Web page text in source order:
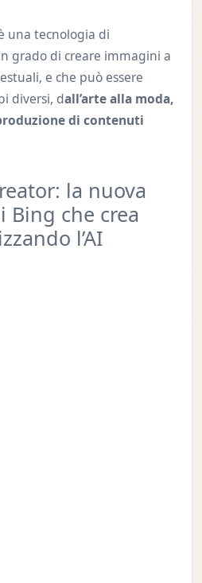
una tecnologia di
grado di creare immagini a
e che può essere
diversi, dall’arte alla moda,
di contenuti
la nuova
che crea
l’AI